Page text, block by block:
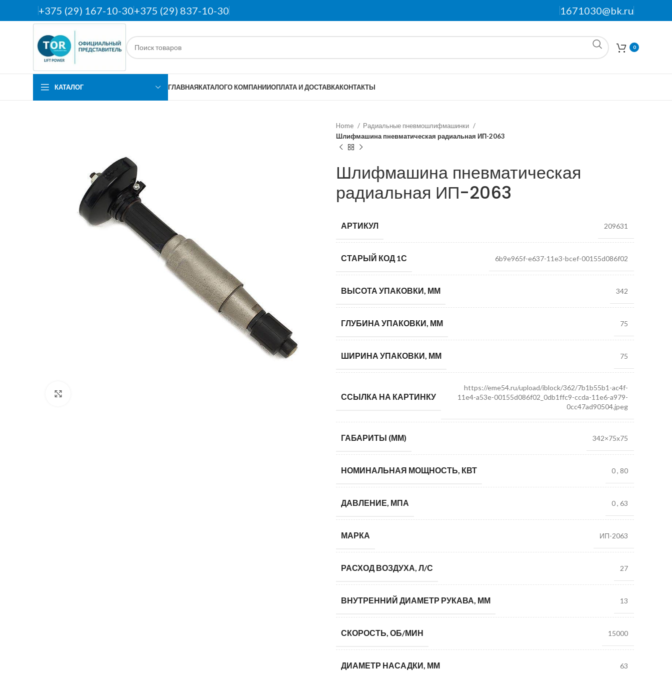
+375 (29) 167-10-30+375 (29) 837-10-30 1671030@bk.ru
0
КАТАЛОГ ГЛАВНАЯКАТАЛОГО КОМПАНИИОПЛАТА И ДОСТАВКАКОНТАКТЫ
Home
Радиальные пневмошлифмашинки
Шлифмашина пневматическая радиальная ИП-2063
Шлифмашина пневматическая
радиальная ИП-2063
АРТИКУЛ 209631
СТАРЫЙ КОД 1С 6b9e965f-e637-11e3-bcef-00155d086f02
ВЫСОТА УПАКОВКИ, ММ 342
ГЛУБИНА УПАКОВКИ, ММ 75
ШИРИНА УПАКОВКИ, ММ 75
ССЫЛКА НА КАРТИНКУ
https://eme54.ru/upload/iblock/362/7b1b55b1-ac4f-
11e4-a53e-00155d086f02_0db1ffc9-ccda-11e6-a979-
0cc47ad90504.jpeg
ГАБАРИТЫ (ММ) 342×75х75
НОМИНАЛЬНАЯ МОЩНОСТЬ, КВТ 0, 80
ДАВЛЕНИЕ, МПА 0, 63
МАРКА ИП-2063
РАСХОД ВОЗДУХА, Л/С 27
ВНУТРЕННИЙ ДИАМЕТР РУКАВА, ММ 13
СКОРОСТЬ, ОБ/МИН 15000
ДИАМЕТР НАСАДКИ, ММ 63